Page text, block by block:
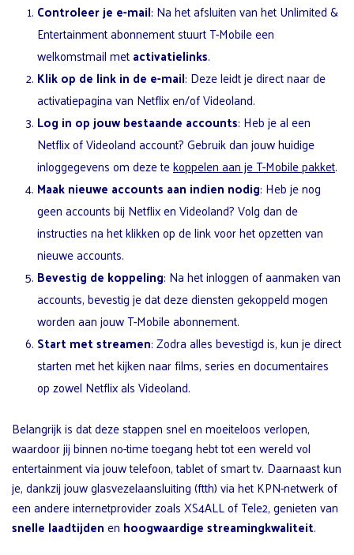
Controleer je e-mail: Na het afsluiten van het Unlimited &
Entertainment abonnement stuurt T-Mobile een
welkomstmail metactivatielinks.
Klik op de link in de e-mail: Deze leidt je direct naar de
activatiepagina van Netflix en/of Videoland.
Log in op jouw bestaande accounts: Heb je al een
Netflix of Videoland account? Gebruik dan jouw huidige
inloggegevens om deze tekoppelen aan je T-Mobile pakket.
Maak nieuwe accounts aan indien nodig: Heb je nog
geen accounts bij Netflix en Videoland? Volg dan de
instructies na het klikken op de link voor het opzetten van
nieuwe accounts.
Bevestig de koppeling: Na het inloggen of aanmaken van
accounts, bevestig je dat deze diensten gekoppeld mogen
worden aan jouw T-Mobile abonnement.
Start met streamen: Zodra alles bevestigd is, kun je direct
starten met het kijken naar films, series en documentaires
op zowel Netflix als Videoland.
Belangrijk is dat deze stappen snel en moeiteloos verlopen,
waardoor jij binnen no-time toegang hebt tot een wereld vol
entertainment via jouw telefoon, tablet of smart tv. Daarnaast kun
je, dankzij jouw glasvezelaansluiting (ftth) via het KPN-netwerk of
een andere internetprovider zoals XS4ALL of Tele2, genieten van
snelle laadtijdenen hoogwaardige streamingkwaliteit.